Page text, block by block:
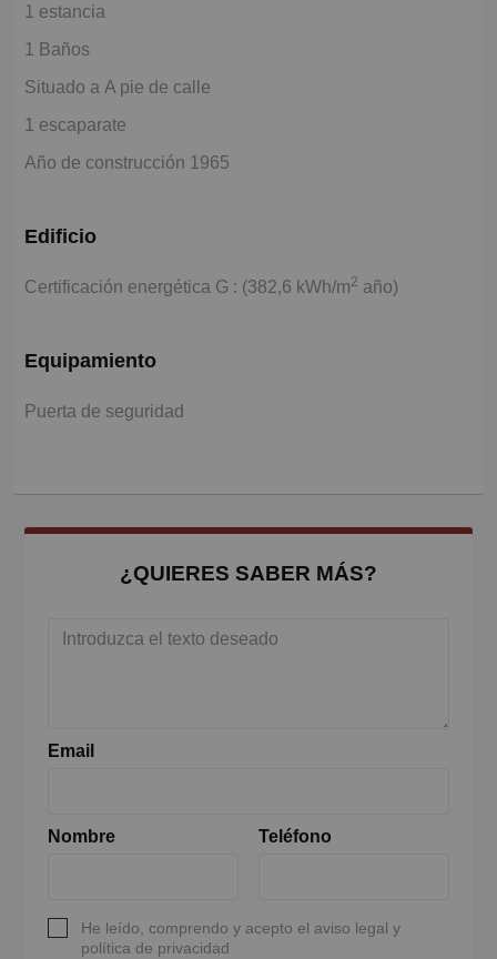
1 estancia
1 Baños
Situado a A pie de calle
1 escaparate
Año de construcción 1965
Edificio
Certificación energética G : (382,6 kWh/m2 año)
Equipamiento
Puerta de seguridad
¿QUIERES SABER MÁS?
Email
Nombre Teléfono
He leído, comprendo y acepto el aviso legal y
política de privacidad